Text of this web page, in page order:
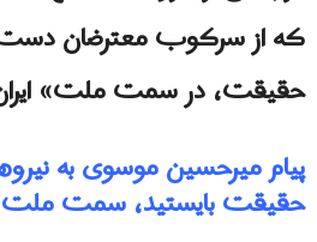
که از سرکوب معترضان دست
حقیقت، در سمت ملت»
پیام میرحسین موسوی به
حقیقت بایستید، سمت ملت